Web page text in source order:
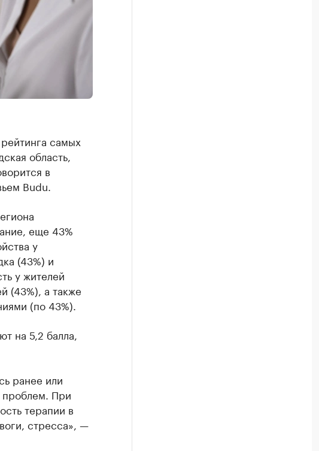
самых
область,
в
Budu.
еще 43%
у
(43%) и
у жителей
(43%), а также
(по 43%).
на 5,2 балла,
ранее или
проблем. При
терапии в
стресса», —